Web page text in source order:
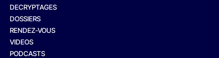
DECRYPTAGES
DOSSIERS
RENDEZ-VOUS
VIDEOS
PODCASTS